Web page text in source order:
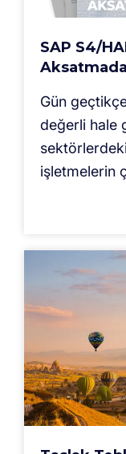
SAP S4/
Gün
değerli hale
işletmelerin